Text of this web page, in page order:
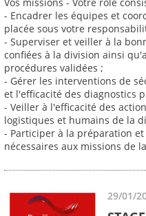
Vos missions - Votre rôle
- Encadrer les équipes et
placée sous votre
- Superviser et veiller à la
confiées à la division ainsi
procédures validées ;
- Gérer les interventions de
et l'efficacité des diagnostics
- Veiller à l'efficacité des
logistiques et humains de la
- Participer à la préparation
nécessaires aux missions de
29/01/